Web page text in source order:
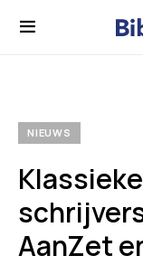
NIEUWS
AanZet